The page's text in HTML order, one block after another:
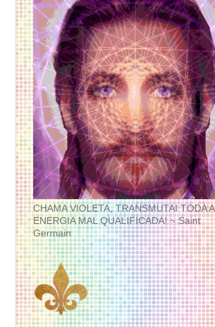
CHAMA VIOLETA, TRANSMUTAI TODA A
ENERGIA MAL QUALIFICADA! ~ Saint
Germain